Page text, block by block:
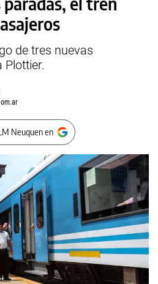
de tres nuevas
Plottier.
Neuquen en